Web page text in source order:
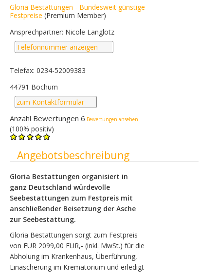
Gloria Bestattungen - Bundesweit günstige
Festpreise (Premium Member)
Ansprechpartner: Nicole Langlotz
Telefonnummer anzeigen
Telefax: 0234-52009383
44791 Bochum
zum Kontaktformular
Anzahl Bewertungen 6 Bewertungen ansehen
(100% positiv)
Ausblenden
Angebotsbeschreibung
Gloria Bestattungen organisiert in
ganz Deutschland würdevolle
Seebestattungen zum Festpreis mit
anschließender Beisetzung der Asche
zur Seebestattung.
Gloria Bestattungen sorgt zum Festpreis
von EUR 2099,00 EUR,- (inkl. MwSt.) für die
Abholung im Krankenhaus, Überführung,
Einäscherung im Krematorium und erledigt